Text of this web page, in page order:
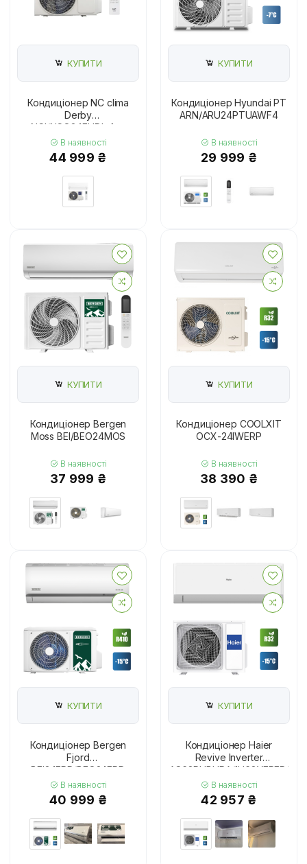
КУПИТИ
Кондиціонер NC clima
Derby
NCI/NCO24EHDIw1eu
В наявності
44 999 ₴
КУПИТИ
Кондиціонер Hyundai PT
ARN/ARU24PTUAWF4
В наявності
29 999 ₴
КУПИТИ
Кондиціонер Bergen
Moss BEI/BEO24MOS
В наявності
37 999 ₴
КУПИТИ
Кондиціонер COOLXIT
OCX-24IWERP
В наявності
38 390 ₴
КУПИТИ
Кондиціонер Bergen
Fjord
BEI24FRD/BEO24FRD
В наявності
40 999 ₴
КУПИТИ
Кондиціонер Haier
Revive Inverter
AS68RHBHRA/1U68YERFRA
В наявності
42 957 ₴